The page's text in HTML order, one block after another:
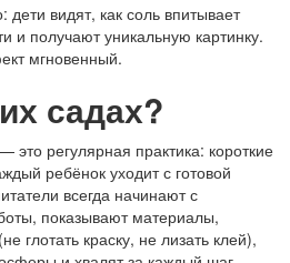
дети видят, как соль впитывает
и получают уникальную картинку.
мгновенный.
садах?
— это регулярная практика: короткие
ребёнок уходит с готовой
всегда начинают с
показывают материалы,
глотать краску, не лизать клей),